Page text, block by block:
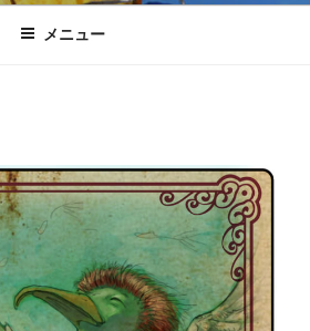
メニュー